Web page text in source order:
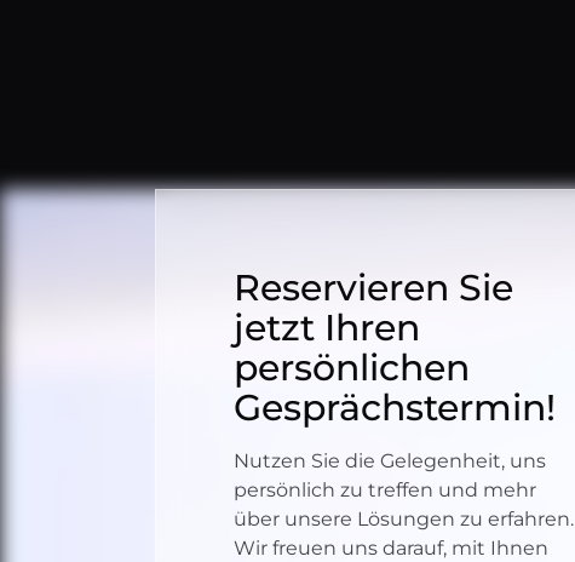
Reservieren Sie
jetzt Ihren
persönlichen
Gesprächstermin!
Nutzen Sie die Gelegenheit, uns
persönlich zu treffen und mehr
über unsere Lösungen zu erfahren.
Wir freuen uns darauf, mit Ihnen